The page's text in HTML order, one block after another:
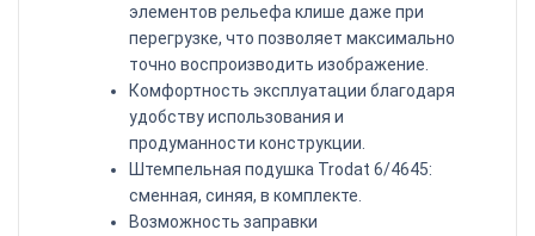
элементов рельефа клише даже при
перегрузке, что позволяет максимально
точно воспроизводить изображение.
Комфортность эксплуатации благодаря
удобству использования и
продуманности конструкции.
Штемпельная подушка Trodat 6/4645:
сменная, синяя, в комплекте.
Возможность заправки